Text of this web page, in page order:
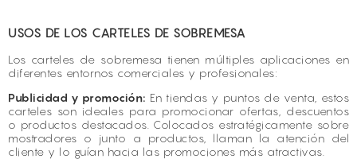
USOS DE LOS CARTELES DE SOBREMESA
Los carteles de sobremesa tienen múltiples aplicaciones en
diferentes entornos comerciales y profesionales:
Publicidad y promoción: En tiendas y puntos de venta, estos
carteles son ideales para promocionar ofertas, descuentos
o productos destacados. Colocados estratégicamente sobre
mostradores o junto a productos, llaman la atención del
cliente y lo guían hacia las promociones más atractivas.